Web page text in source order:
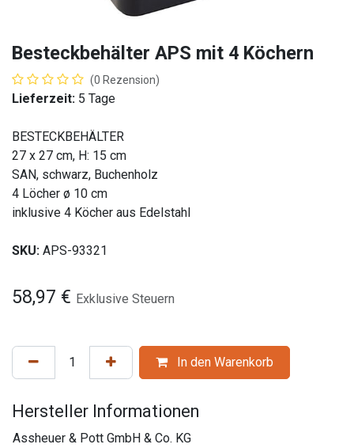
Besteckbehälter APS mit 4 Köchern
(0 Rezension)
Lieferzeit: 5 Tage
BESTECKBEHÄLTER
27 x 27 cm, H: 15 cm
SAN, schwarz, Buchenholz
4 Löcher ø 10 cm
inklusive 4 Köcher aus Edelstahl
SKU: APS-93321
58,97 € Exklusive Steuern
In den Warenkorb
Hersteller Informationen
Assheuer & Pott GmbH & Co. KG